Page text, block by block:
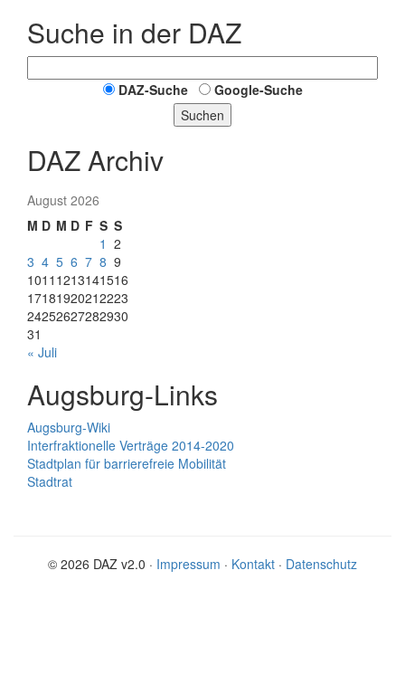
Suche in der DAZ
DAZ-Suche
Google-Suche
Suchen
DAZ Archiv
August 2026
M D M D F S S
1 2
3 4 5 6 7 8 9
1011 1213141516
17181920212223
24252627282930
31
« Juli
Augsburg-Links
Augsburg-Wiki
Interfraktionelle Verträge 2014-2020
Stadtplan für barrierefreie Mobilität
Stadtrat
© 2026 DAZ v2.0 · Impressum · Kontakt · Datenschutz